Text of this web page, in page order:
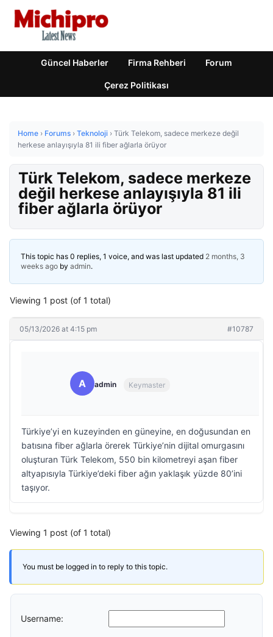
Güncel Haberler Firma Rehberi Forum
Çerez Politikası
Home › Forums › Teknoloji › Türk Telekom, sadece merkeze değil
herkese anlayışıyla 81 ili fiber ağlarla örüyor
Türk Telekom, sadece merkeze
değil herkese anlayışıyla 81 ili
fiber ağlarla örüyor
This topic has 0 replies, 1 voice, and was last updated 2 months, 3
weeks ago by admin.
Viewing 1 post (of 1 total)
05/13/2026 at 4:15 pm #10787
A admin Keymaster
Türkiye’yi en kuzeyinden en güneyine, en doğusundan en
batısına fiber ağlarla örerek Türkiye’nin dijital omurgasını
oluşturan Türk Telekom, 550 bin kilometreyi aşan fiber
altyapısıyla Türkiye’deki fiber ağın yaklaşık yüzde 80’ini
taşıyor.
Viewing 1 post (of 1 total)
You must be logged in to reply to this topic.
Username: